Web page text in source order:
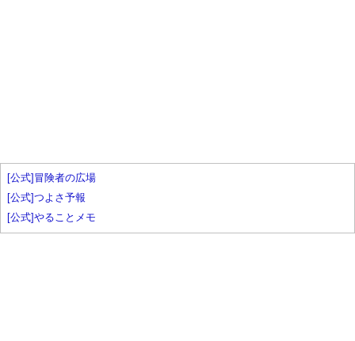
[公式]冒険者の広場
[公式]つよさ予報
[公式]やることメモ